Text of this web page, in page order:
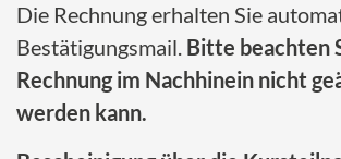
Die Rechnung erhalten Sie
Bestätigungsmail. Bitte beachten
Rechnung im Nachhinein nicht
werden kann.